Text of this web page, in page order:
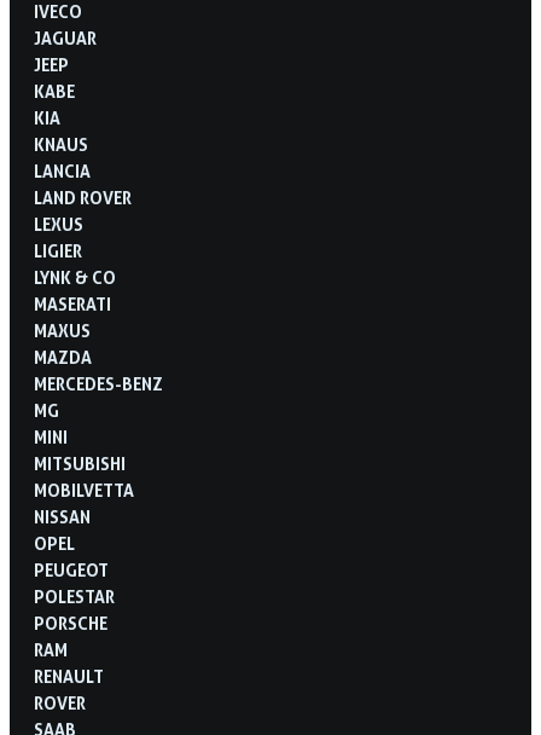
IVECO
JAGUAR
JEEP
KABE
KIA
KNAUS
LANCIA
LAND ROVER
LEXUS
LIGIER
LYNK & CO
MASERATI
MAXUS
MAZDA
MERCEDES-BENZ
MG
MINI
MITSUBISHI
MOBILVETTA
NISSAN
OPEL
PEUGEOT
POLESTAR
PORSCHE
RAM
RENAULT
ROVER
SAAB